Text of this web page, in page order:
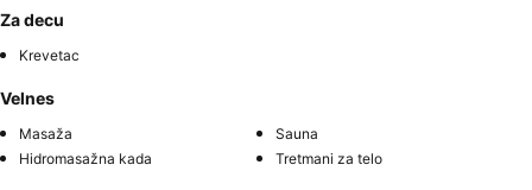
Za decu
Krevetac
Velnes
Masaža
Sauna
Hidromasažna kada
Tretmani za telo